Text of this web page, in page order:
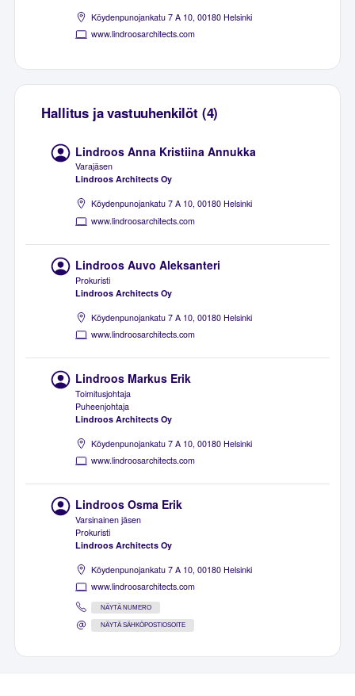
Köydenpunojankatu 7 A 10, 00180 Helsinki
www.lindroosarchitects.com
Hallitus ja vastuuhenkilöt (4)
Lindroos Anna Kristiina Annukka
Varajäsen
Lindroos Architects Oy
Köydenpunojankatu 7 A 10, 00180 Helsinki
www.lindroosarchitects.com
Lindroos Auvo Aleksanteri
Prokuristi
Lindroos Architects Oy
Köydenpunojankatu 7 A 10, 00180 Helsinki
www.lindroosarchitects.com
Lindroos Markus Erik
Toimitusjohtaja
Puheenjohtaja
Lindroos Architects Oy
Köydenpunojankatu 7 A 10, 00180 Helsinki
www.lindroosarchitects.com
Lindroos Osma Erik
Varsinainen jäsen
Prokuristi
Lindroos Architects Oy
Köydenpunojankatu 7 A 10, 00180 Helsinki
www.lindroosarchitects.com
NÄYTÄ NUMERO
NÄYTÄ SÄHKÖPOSTIOSOITE